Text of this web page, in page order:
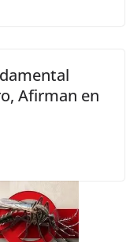
Afirman en